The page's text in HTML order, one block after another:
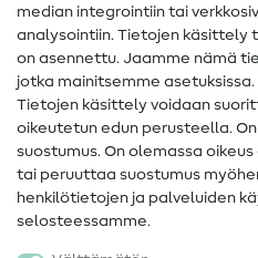
Apua ja yhteystiedot
Yhteystiedot
Tietoa omistajanvaihdoksesta
Peruutusoikeus
Suosittu
median integrointiin tai
analysointiin. Tietojen käsittely
on asennettu. Jaamme nämä
jotka mainitsemme asetuksissa.
Tietojen käsittely voidaan
oikeutetun edun perusteella.
suostumus. On olemassa
tai peruuttaa suostumus
henkilötietojen ja palveluiden
selosteessamme.